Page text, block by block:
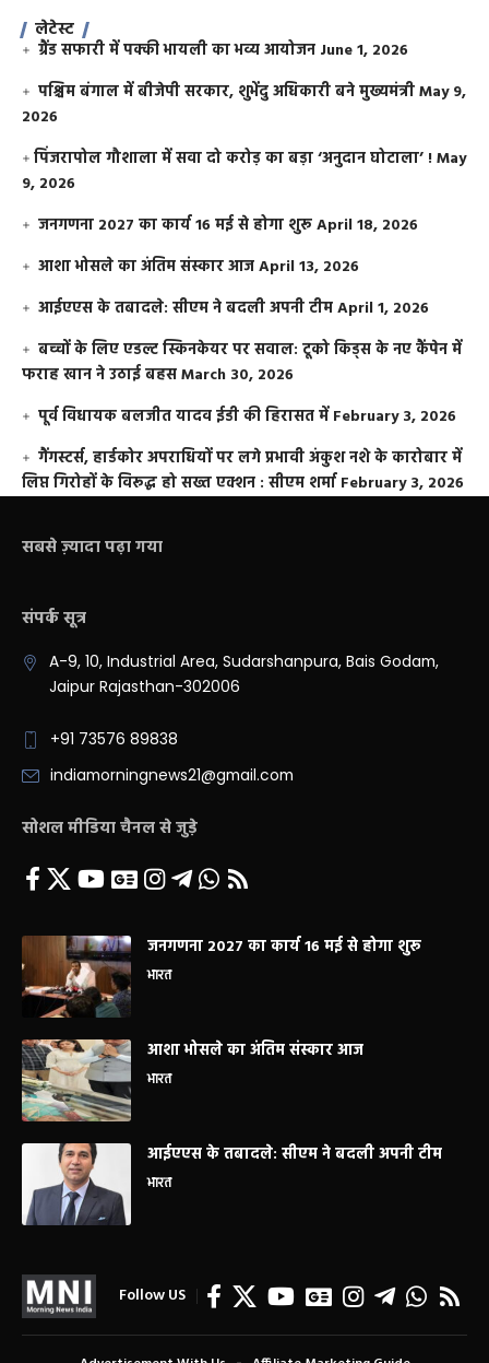
लेटेस्ट
ग्रैंड सफारी में पक्की भायली का भव्य आयोजन June 1, 2026
पश्चिम बंगाल में बीजेपी सरकार, शुभेंदु अधिकारी बने मुख्यमंत्रीMay 9,
2026
​पिंजरापोल गौशाला में सवा दो करोड़ का बड़ा ‘अनुदान घोटाला’ !May
9, 2026
जनगणना 2027 का कार्य 16 मई से होगा शुरूApril 18, 2026
आशा भोसले का अंतिम संस्कार आजApril 13, 2026
आईएएस के तबादले: सीएम ने बदली अपनी टीमApril 1, 2026
बच्चों के लिए एडल्ट स्किनकेयर पर सवाल: टूको किड्स के नए कैंपेन में
फराह खान ने उठाई बहसMarch 30, 2026
पूर्व विधायक बलजीत यादव ईडी की हिरासत में February 3, 2026
गैंगस्टर्स, हार्डकोर अपराधियों पर लगे प्रभावी अंकुश नशे के कारोबार में
लिप्त गिरोहों के विरूद्ध हो सख्त एक्शन : सीएम शर्मा February 3, 2026
सबसे ज़्यादा पढ़ा गया
संपर्क सूत्र
A-9, 10, Industrial Area, Sudarshanpura, Bais Godam,
Jaipur Rajasthan-302006
+91 73576 89838
indiamorningnews21@gmail.com
सोशल मीडिया चैनल से जुड़े
जनगणना 2027 का कार्य 16 मई से होगा शुरू
भारत
आशा भोसले का अंतिम संस्कार आज
भारत
आईएएस के तबादले: सीएम ने बदली अपनी टीम
भारत
Follow US